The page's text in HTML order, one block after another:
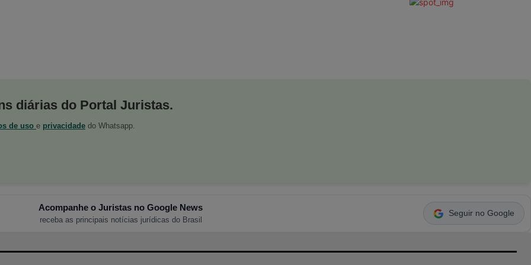
diárias do Portal Juristas.
de uso e privacidade do Whatsapp.
Acompanhe o Juristas no Google News
receba as principais notícias jurídicas do Brasil
Seguir no Google